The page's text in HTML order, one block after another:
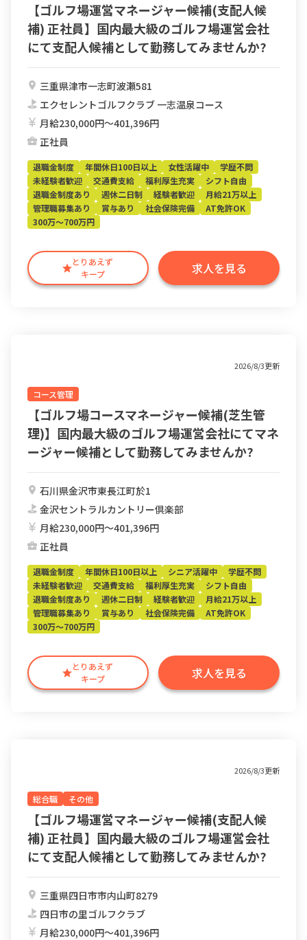
【ゴルフ場運営マネージャー候補(支配人候
補) 正社員】国内最大級のゴルフ場運営会社
にて支配人候補として勤務してみませんか?
三重県津市一志町波瀬581
エクセレントゴルフクラブ 一志温泉コース
月給230,000円〜401,396円
正社員
とりあえず
キープ
求人を見る
退職金制度 年間休日100日以上 女性活躍中
学歴不問
未経験者歓迎
交通費支給 福利厚生充実
シフト自由
退職金制度あり
週休二日制 経験者歓迎
月給21万以上
管理職募集あり
賞与あり 社会保険完備
AT免許OK
300万～700万円
2026/8/3更新
コース管理
【ゴルフ場コースマネージャー候補(芝生管
理)】国内最大級のゴルフ場運営会社にてマネ
ージャー候補として勤務してみませんか?
石川県金沢市東長江町於1
金沢セントラルカントリー倶楽部
月給230,000円〜401,396円
正社員
とりあえず
キープ
求人を見る
退職金制度 年間休日100日以上 シニア活躍中
学歴不問
未経験者歓迎
交通費支給 福利厚生充実
シフト自由
退職金制度あり
週休二日制 経験者歓迎
月給21万以上
管理職募集あり
賞与あり 社会保険完備
AT免許OK
300万～700万円
2026/8/3更新
総合職 その他
【ゴルフ場運営マネージャー候補(支配人候
補) 正社員】国内最大級のゴルフ場運営会社
にて支配人候補として勤務してみませんか?
三重県四日市市内山町8279
四日市の里ゴルフクラブ
月給230,000円〜401,396円